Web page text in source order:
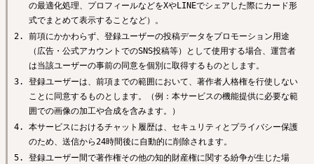
の最適化処理、プロフィールなどをXやLINEでシェアした際にカード形
式でまとめて表示することなど）。
前項にかかわらず、登録ユーザーの投稿データをプロモーション用途
（広告・公式アカウントでのSNS投稿等）として使用する場合、運営者
は当該ユーザーの事前の同意を個別に取得するものとします。
登録ユーザーは、前項までの範囲において、著作者人格権を行使しない
ことに同意するものとします。（例：本サービスの機能提供に必要な範
囲での画像の加工や合成を含みます。）
本サービスにおけるチャット履歴は、セキュリティとプライバシー保護
のため、送信から24時間後に自動的に削除されます。
登録ユーザー間で著作権その他の知的財産権に関する紛争が生じた場